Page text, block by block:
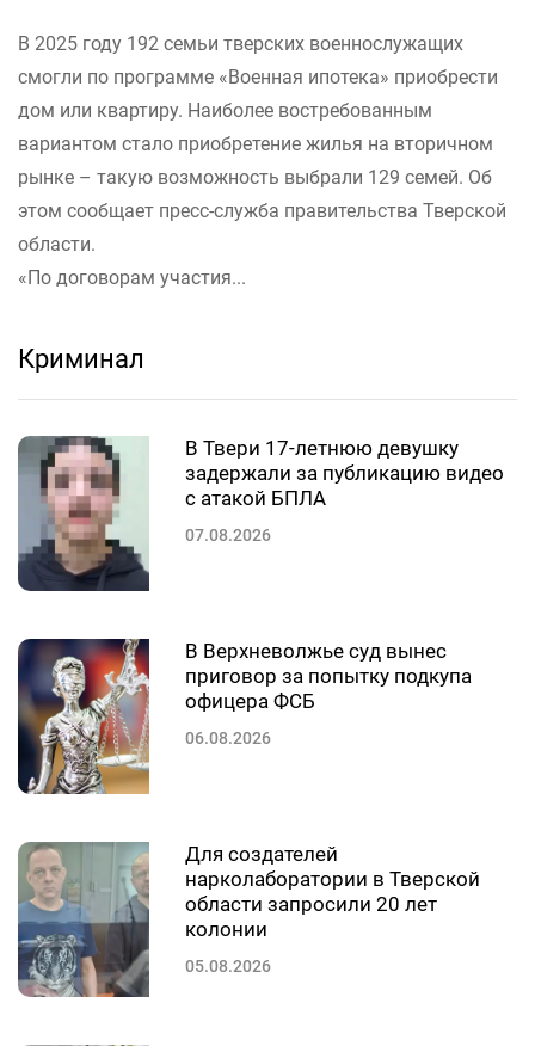
В 2025 году 192 семьи тверских военнослужащих
смогли по программе «Военная ипотека» приобрести
дом или квартиру. Наиболее востребованным
вариантом стало приобретение жилья на вторичном
рынке – такую возможность выбрали 129 семей. Об
этом сообщает пресс-служба правительства Тверской
области.
«По договорам участия...
Криминал
В Твери 17-летнюю девушку
задержали за публикацию видео
с атакой БПЛА
07.08.2026
В Верхневолжье суд вынес
приговор за попытку подкупа
офицера ФСБ
06.08.2026
Для создателей
нарколаборатории в Тверской
области запросили 20 лет
колонии
05.08.2026